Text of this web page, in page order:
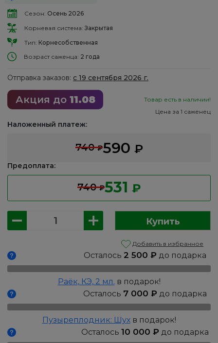
Сезон: Осень 2026
Корневая система: Закрытая
Тип: Корнесобственная
Возраст саженца: 2 года
Отправка заказов: с 19 сентября 2026 г.
Акция до 11.08
Товар есть в наличии!
Цена за 1 саженец
Наложенный платеж:
740₽590 ₽
Предоплата:
740₽531 ₽
Количество
товара
Тунберга:
Мария,
Р9
Купить
Добавить в избранное
Осталось 2 500 ₽ до подарка
Раёк, КЭ, 2 мл. в подарок!
Осталось 7 000 ₽ до подарка
Пузыреплодник: Шухв подарок!
Осталось 10 000 ₽ до подарка